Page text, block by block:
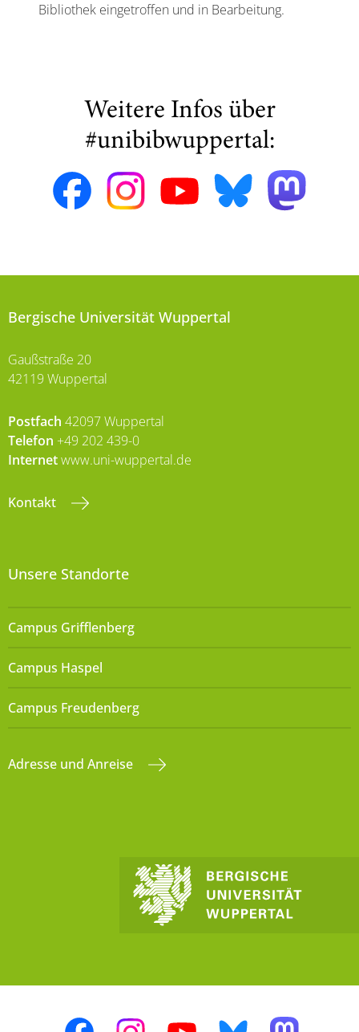
Bibliothek eingetroffen und in Bearbeitung.
Weitere Infos über
#unibibwuppertal:
Bergische Universität Wuppertal
Gaußstraße 20
42119 Wuppertal
Postfach 42097 Wuppertal
Telefon +49 202 439-0
Internetwww.uni-wuppertal.de
Kontakt
Unsere Standorte
Campus Grifflenberg
Campus Haspel
Campus Freudenberg
Adresse und Anreise